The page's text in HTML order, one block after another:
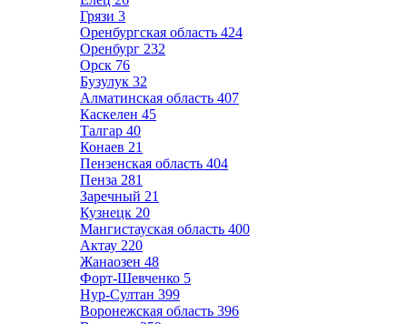
Грязи 3
Оренбургская область 424
Оренбург 232
Орск 76
Бузулук 32
Алматинская область 407
Каскелен 45
Талгар 40
Конаев 21
Пензенская область 404
Пенза 281
Заречный 21
Кузнецк 20
Мангистауская область 400
Актау 220
Жанаозен 48
Форт-Шевченко 5
Нур-Султан 399
Воронежская область 396